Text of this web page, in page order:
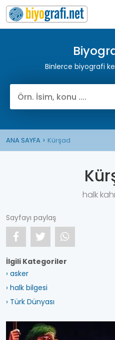
Binlerce biyografi
ANA SAYFA Kürşad
halk
Sayfayı paylaş
İlgili Kategoriler
› asker
› halk bilgesi
› Türk Dünyası